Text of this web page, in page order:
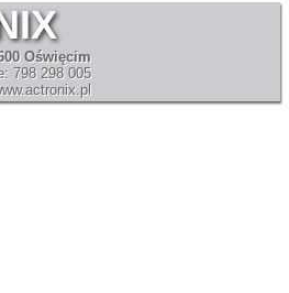
Oświęcim
798 298 005